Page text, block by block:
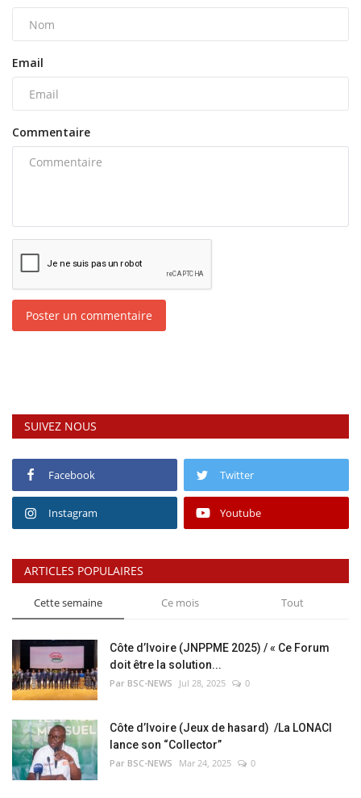
Email
Commentaire
Poster un commentaire
SUIVEZ NOUS
Facebook Twitter
Instagram Youtube
ARTICLES POPULAIRES
Cette semaine Ce mois Tout
Côte d’Ivoire (JNPPME 2025) / « Ce Forum
doit être la solution...
Par BSC-NEWS Jul 28, 2025 0
Côte d’Ivoire (Jeux de hasard) /La LONACI
lance son “Collector”
Par BSC-NEWS Mar 24, 2025 0